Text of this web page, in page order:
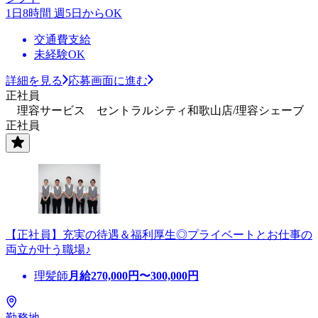
1日8時間 週5日からOK
交通費支給
未経験OK
詳細を見る
応募画面に進む
正社員
理容サービス セントラルシティ和歌山店/理容シェーブ
正社員
【正社員】充実の待遇＆福利厚生◎プライベートとお仕事の
両立が叶う職場♪
理髪師 月給270,000円〜300,000円